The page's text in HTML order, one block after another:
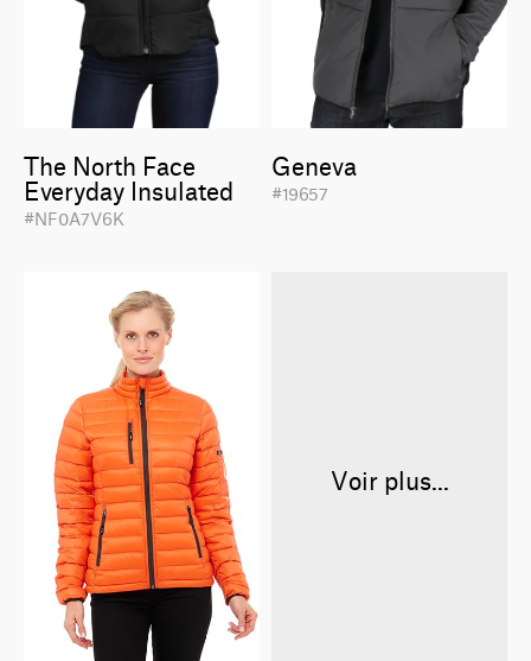
The North Face
Everyday Insulated
#NF0A7V6K
Geneva
#19657
Voir plus...